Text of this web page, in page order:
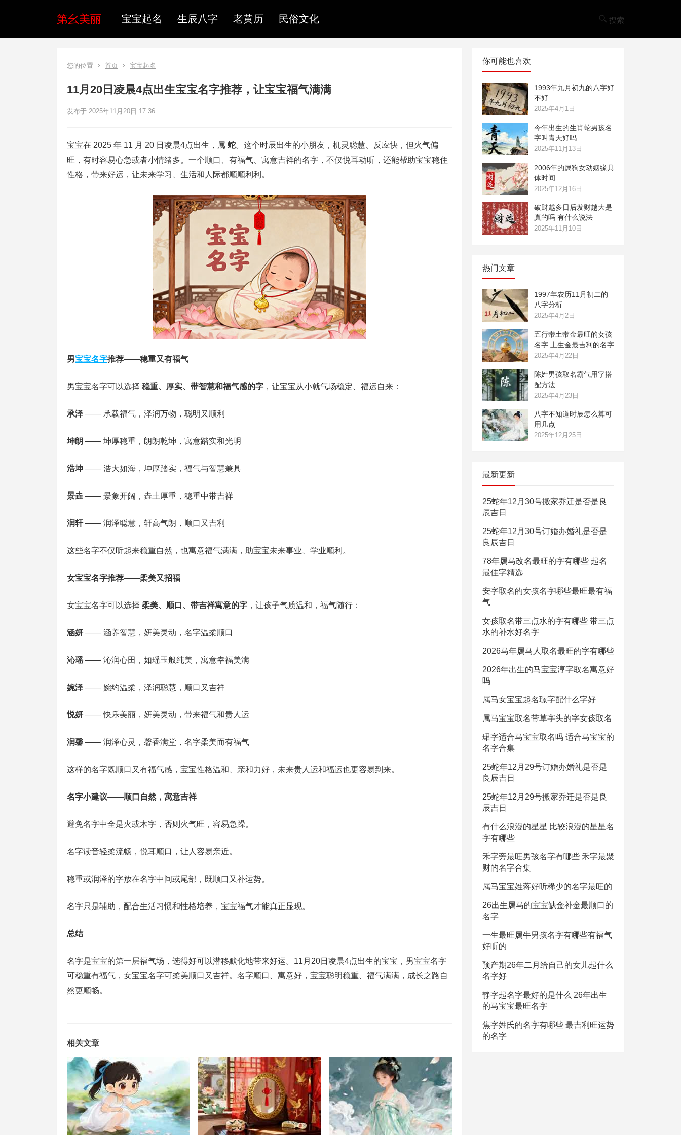
第幺美丽 宝宝起名 生辰八字 老黄历 民俗文化 搜索
您的位置 首页 宝宝起名
11月20日凌晨4点出生宝宝名字推荐，让宝宝福气满满
发布于 2025年11月20日 17:36
宝宝在 2025 年 11 月 20 日凌晨4点出生，属 蛇。这个时辰出生的小朋友，机灵聪慧、反应快，但火气偏
旺，有时容易心急或者小情绪多。一个顺口、有福气、寓意吉祥的名字，不仅悦耳动听，还能帮助宝宝稳住
性格，带来好运，让未来学习、生活和人际都顺顺利利。
男宝宝名字推荐——稳重又有福气
男宝宝名字可以选择 稳重、厚实、带智慧和福气感的字 ，让宝宝从小就气场稳定、福运自来：
承泽—— 承载福气，泽润万物，聪明又顺利
坤朗 —— 坤厚稳重，朗朗乾坤，寓意踏实和光明
浩坤 —— 浩大如海，坤厚踏实，福气与智慧兼具
景垚 —— 景象开阔，垚土厚重，稳重中带吉祥
润轩—— 润泽聪慧，轩高气朗，顺口又吉利
这些名字不仅听起来稳重自然，也寓意福气满满，助宝宝未来事业、学业顺利。
女宝宝名字推荐——柔美又招福
女宝宝名字可以选择 柔美、顺口、带吉祥寓意的字 ，让孩子气质温和，福气随行：
涵妍 —— 涵养智慧，妍美灵动，名字温柔顺口
沁瑶 —— 沁润心田，如瑶玉般纯美，寓意幸福美满
婉泽—— 婉约温柔，泽润聪慧，顺口又吉祥
悦妍 —— 快乐美丽，妍美灵动，带来福气和贵人运
润馨 —— 润泽心灵，馨香满堂，名字柔美而有福气
这样的名字既顺口又有福气感，宝宝性格温和、亲和力好，未来贵人运和福运也更容易到来。
名字小建议——顺口自然，寓意吉祥
避免名字中全是火或木字，否则火气旺，容易急躁。
名字读音轻柔流畅，悦耳顺口，让人容易亲近。
稳重或润泽的字放在名字中间或尾部，既顺口又补运势。
名字只是辅助，配合生活习惯和性格培养，宝宝福气才能真正显现。
总结
名字是宝宝的第一层福气场，选得好可以潜移默化地带来好运。11月20日凌晨4点出生的宝宝，男宝宝名字
可稳重有福气，女宝宝名字可柔美顺口又吉祥。名字顺口、寓意好，宝宝聪明稳重、福气满满，成长之路自
然更顺畅。
相关文章
你可能也喜欢
1993年九月初九的八字好
不好
2025年4月1日
今年出生的生肖蛇男孩名
字叫青天好吗
2025年11月13日
2006年的属狗女动姻缘具
体时间
2025年12月16日
破财越多日后发财越大是
真的吗 有什么说法
2025年11月10日
热门文章
1997年农历11月初二的
八字分析
2025年4月2日
五行带土带金最旺的女孩
名字 土生金最吉利的名字
2025年4月22日
陈姓男孩取名霸气用字搭
配方法
2025年4月23日
八字不知道时辰怎么算可
用几点
2025年12月25日
最新更新
25蛇年12月30号搬家乔迁是否是良
辰吉日
25蛇年12月30号订婚办婚礼是否是
良辰吉日
78年属马改名最旺的字有哪些 起名
最佳字精选
安字取名的女孩名字哪些最旺最有福
气
女孩取名带三点水的字有哪些 带三点
水的补水好名字
2026马年属马人取名最旺的字有哪些
2026年出生的马宝宝淳字取名寓意好
吗
属马女宝宝起名璟字配什么字好
属马宝宝取名带草字头的字女孩取名
珺字适合马宝宝取名吗 适合马宝宝的
名字合集
25蛇年12月29号订婚办婚礼是否是
良辰吉日
25蛇年12月29号搬家乔迁是否是良
辰吉日
有什么浪漫的星星 比较浪漫的星星名
字有哪些
禾字旁最旺男孩名字有哪些 禾字最聚
财的名字合集
属马宝宝姓蒋好听稀少的名字最旺的
26出生属马的宝宝缺金补金最顺口的
名字
一生最旺属牛男孩名字有哪些有福气
好听的
预产期26年二月给自己的女儿起什么
名字好
静字起名字最好的是什么 26年出生
的马宝宝最旺名字
焦字姓氏的名字有哪些 最吉利旺运势
的名字